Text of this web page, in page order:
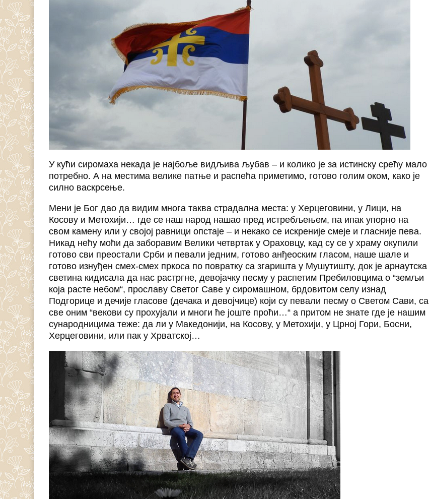
У кући сиромаха некада је најбоље видљива љубав – и колико је за истинску срећу мало
потребно. А на местима велике патње и распећа приметимо, готово голим оком, како је
силно васкрсење.
Мени је Бог дао да видим многа таква страдална места: у Херцеговини, у Лици, на
Косову и Метохији… где се наш народ нашао пред истребљењем, па ипак упорно на
свом камену или у својој равници опстаје – и некако се искреније смеје и гласније пева.
Никад нећу моћи да заборавим Велики четвртак у Ораховцу, кад су се у храму окупили
готово сви преостали Срби и певали једним, готово анђеоским гласом, наше шале и
готово изнуђен смех-смех пркоса по повратку са згаришта у Мушутишту, док је арнаутска
светина кидисала да нас растргне, девојачку песму у распетим Пребиловцима о “земљи
која расте небом“, прославу Светог Саве у сиромашном, брдовитом селу изнад
Подгорице и дечије гласове (дечака и девојчице) који су певали песму о Светом Сави, са
све оним “векови су прохујали и многи ће јоште проћи…“ а притом не знате где је нашим
сународницима теже: да ли у Македонији, на Косову, у Метохији, у Црној Гори, Босни,
Херцеговини, или пак у Хрватској…